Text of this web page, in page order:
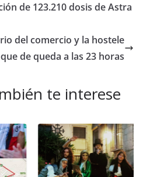
de 123.210 dosis de Astra
del comercio y la hostele
de queda a las 23 horas
te interese